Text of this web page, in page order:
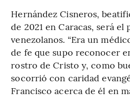
Hernández Cisneros,
de 2021 en Caracas, será
venezolanos. “Era un
de fe que supo reconocer
rostro de Cristo y, como
socorrió con caridad
Francisco acerca de él en